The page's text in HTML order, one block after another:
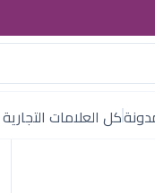
كل العلامات التجارية